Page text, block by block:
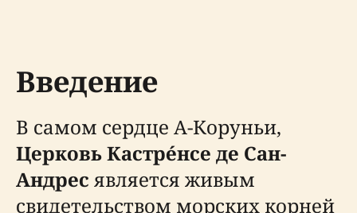
Введение
В самом сердце А-Коруньи,
Церковь Кастре́нсе де Сан-
Андрес является живым
свидетельством морских корней